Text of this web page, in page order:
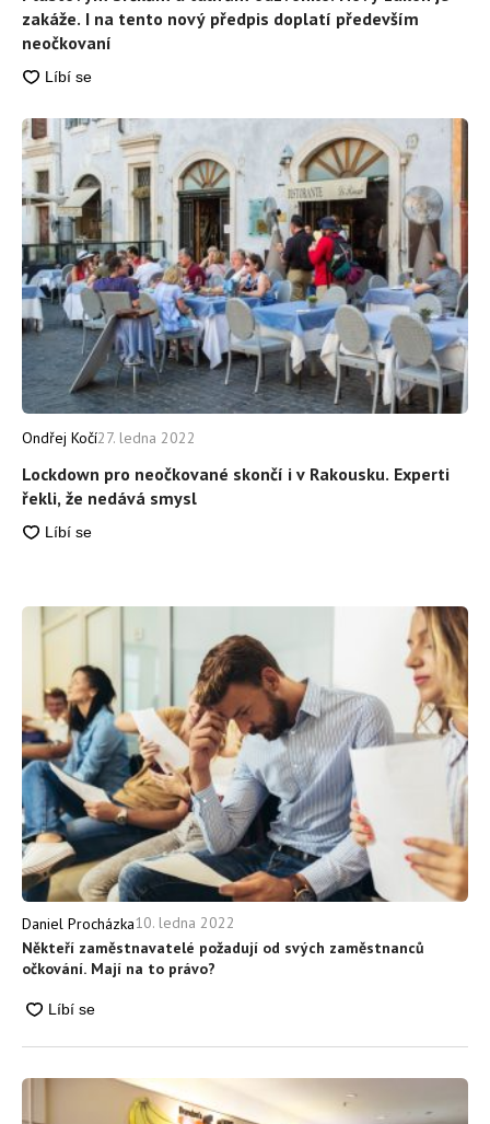
zakáže. I na tento nový předpis doplatí především
neočkovaní
Lockdown pro neočkované skončí i v Rakousku. Experti
řekli, že nedává smysl
Ondřej Kočí27. ledna 2022
Daniel Procházka10. ledna 2022
Někteří zaměstnavatelé požadují od svých zaměstnanců
očkování. Mají na to právo?